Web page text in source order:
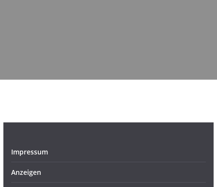
Impressum
Anzeigen